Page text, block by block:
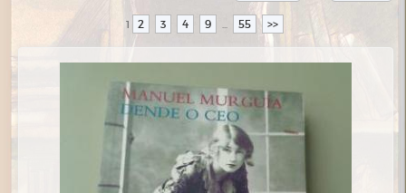
1 2 3 4 9 ... 55 >>